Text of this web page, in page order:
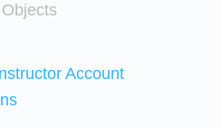
Account